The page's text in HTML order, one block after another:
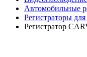
Автомобильные
Регистраторы
Регистратор